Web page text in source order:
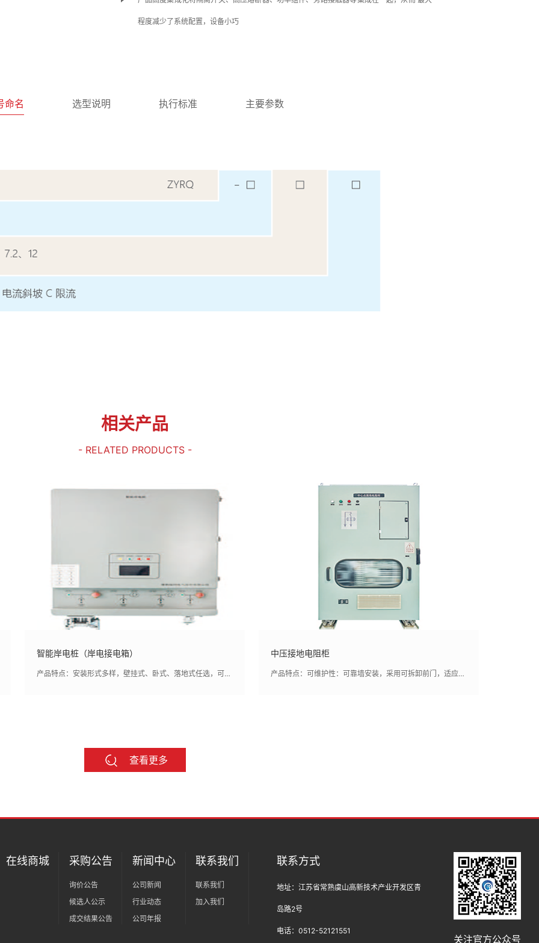
程度减少了系统配置，设备小巧
命名 选型说明 执行标准 主要参数
相关产品
- RELATED PRODUCTS -
智能岸电桩（岸电接电箱）
产品特点：安装形式多样，壁挂式、卧式、落地式任选，可为客户量身定制，满足不同使用场合的需求,安全防护齐全，具有雷电、漏电保护，开门报警防护，防电力接插件带电插拔措施，紧急停机装置及醒目的安全防护标识
中压接地电阻柜
产品特点：可维护性：可靠墙安装，采用可拆卸前门，适应不同的安装场所，屏前操作维护,检修性：通过屏前透明观察窗可随时检查及观察设备内部运行状态
查看更多
在线商城 采购公告
询价公告
候选人公示
成交结果公告
新闻中心
公司新闻
行业动态
公司年报
联系我们
联系我们
加入我们
联系方式
地址：江苏省常熟虞山高新技术产业开发区青
岛路2号
电话：0512-52121551
关注官方公众号